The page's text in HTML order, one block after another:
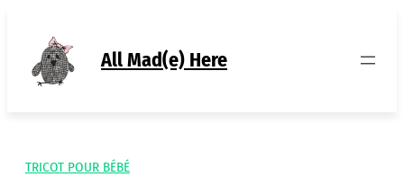
contenu
All Mad(e) Here
TRICOT POUR BÉBÉ